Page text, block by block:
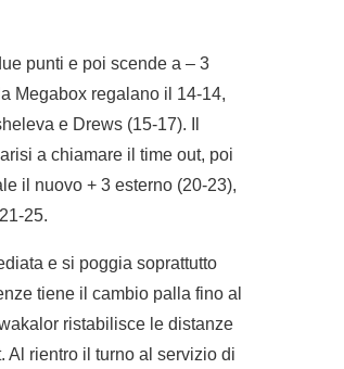
punti e poi scende a – 3
Megabox regalano il 14-14,
e Drews (15-17). Il
a chiamare il time out, poi
il nuovo + 3 esterno (20-23),
25.
e si poggia soprattutto
tiene il cambio palla fino al
ristabilisce le distanze
Al rientro il turno al servizio di